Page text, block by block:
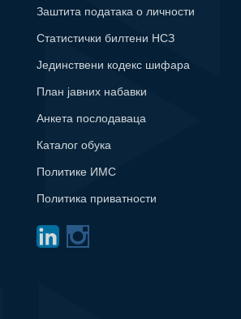
Заштита података о личности
Статистички билтени НСЗ
Јединствени кодекс шифара
План јавних набавки
Анкета послодаваца
Каталог обука
Политике ИМС
Политика приватности